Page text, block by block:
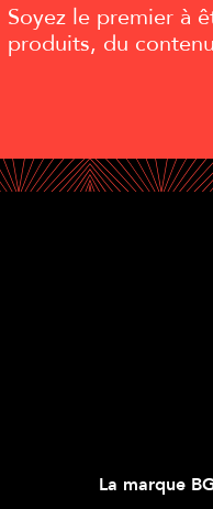
Soyez le premier à
produits, du
La marque